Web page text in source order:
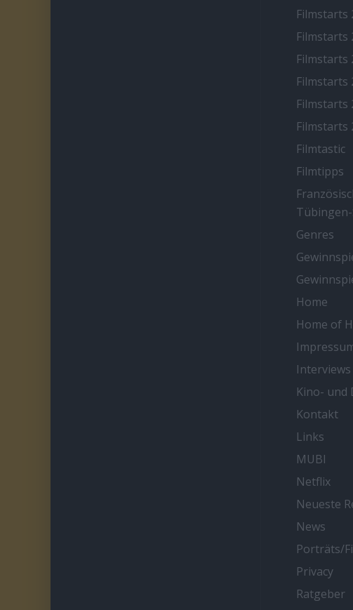
Filmstarts
Filmstarts
Filmstarts
Filmstarts
Filmstarts
Filmstarts
Filmtastic
Filmtipps
Genres
Home
Home of
Interviews
Kino- und
Kontakt
Links
MUBI
Netflix
Neueste
News
Porträts/
Privacy
Ratgeber